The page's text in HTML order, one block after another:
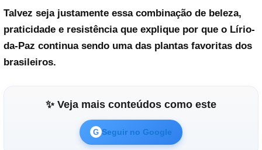
Talvez seja justamente essa combinação de beleza,
praticidade e resistência que explique por que o Lírio-
da-Paz continua sendo uma das plantas favoritas dos
brasileiros.
✨ Veja mais conteúdos como este
G Seguir no Google